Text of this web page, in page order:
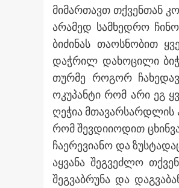
მიმართავთ თქვენთან
არამედ სამხედრო
ბიძინას თაოსნობით
დაჭრილ დახოცილი
თურმე როგორ
ოკუპანტი რომ არი ეგ
ღეჭია მთავარსარდლის
რომ შევდიიოდით
ჩაერევიანო და
აყვანა შეგვეძლო
შეგვაბრუნა და